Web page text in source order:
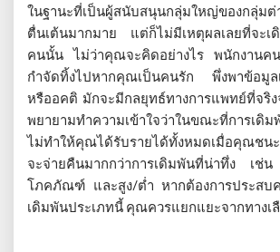
ในฐานะที่เป็นผู้สนับสนุนกลุ่มใหญ่ของกลุ่มต่
ตื่นเต้นมากมาย แต่ก็ไม่มีเหตุผลเลยที่จะเ
คนนั้น ไม่ว่าคุณจะคิดอย่างไร พนักงานค
กำจัดทิ้งไปหากคุณเป็นคนรัก พึ่งพาข้อมูล
หรืออคติ มักจะมีกลยุทธ์ทางการแพทย์ที่จริ
พยายามทำความเข้าใจว่าในขณะที่การเดิ
ไม่ทำให้คุณได้รับรายได้ทั้งหมดเมื่อคุณชน
จะจ่ายคืนมากกว่าการเดิมพันที่น่าทึ่ง เ
โภคภัณฑ์ และสูง/ต่ำ หากต้องการประสบค
เดิมพันประเภทนี้ คุณควรแยกแยะจากทางเ